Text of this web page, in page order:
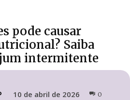
pode causar
Saiba
intermitente
10 de abril de 2026 0